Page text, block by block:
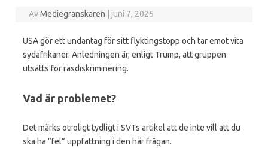
AvMediegranskaren juni 7, 2025
USA gör ett undantag för sitt flyktingstopp och tar emot vita
sydafrikaner. Anledningen är, enligt Trump, att gruppen
utsätts för rasdiskriminering.
Vad är problemet?
Det märks otroligt tydligt i SVTs artikel att de inte vill att du
ska ha ”fel” uppfattning i den här frågan.